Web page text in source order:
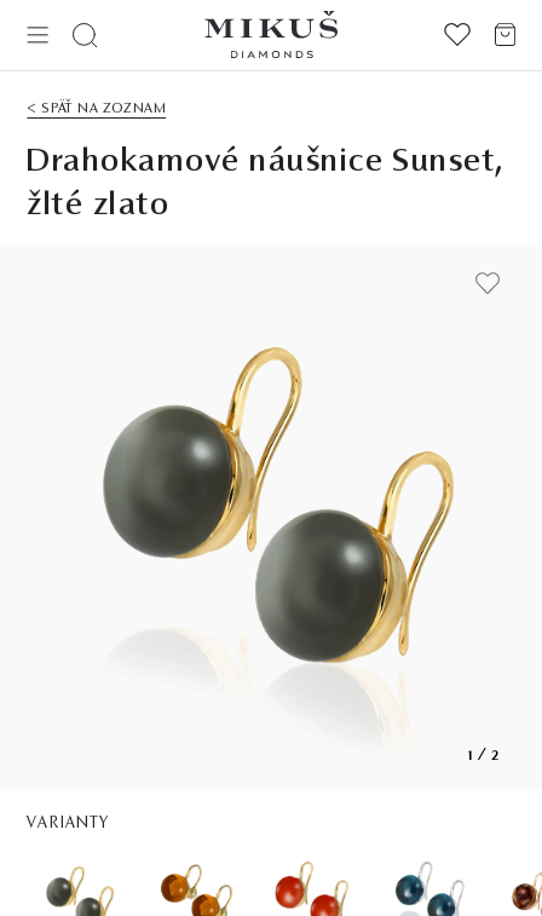
< SPÄŤ NA ZOZNAM
Drahokamové náušnice Sunset,
žlté zlato
1 / 2
VARIANTY